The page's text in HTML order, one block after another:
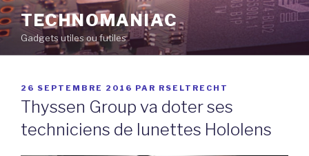
Aller
au
contenu
principal
TECHNOMANIAC
Gadgets utiles ou futiles
PUBLIÉ
LE
26 SEPTEMBRE 2016 PAR RSELTRECHT
Thyssen Group va doter ses
techniciens de lunettes Hololens